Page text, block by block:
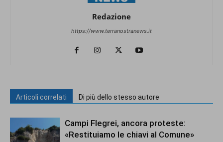
Redazione
https://www.terranostranews.it
Articoli correlati Di più dello stesso autore
Campi Flegrei, ancora proteste:
«Restituiamo le chiavi al Comune»